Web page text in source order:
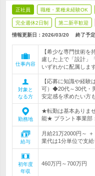
正社員 職種・業種未経験OK
完全週休2日制 第二新卒歓迎
情報更新日：2026/03/20 終了予定
仕事内容
【希少な専門技術を
慮した上で「設計」
いずれかに配属します
対象と
なる方
【応募に知識や経験
可）◆20代～30代・
安定感を求めたい方
勤務地
★転勤は基本ありま
能★ プラント事業部
給与
月給21万2000円～
業代は1分単位で支
初年度
年収
460万円～700万円